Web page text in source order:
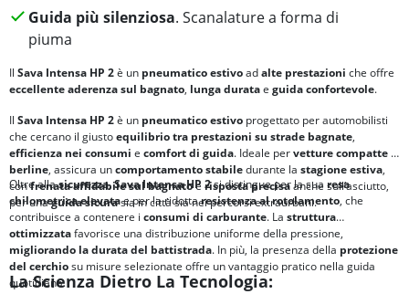
Guida più silenziosa. Scanalature a forma di
piuma
Il Sava Intensa HP 2è un pneumatico estivoadalte prestazioni che offre
eccellente aderenza sul bagnato, lunga duratae guida confortevole.
Il Sava Intensa HP 2è un pneumatico estivo progettato per automobilisti
che cercano il giustoequilibrio tra prestazioni su strade bagnate,
efficienza nei consumi e comfort di guida. Ideale pervetture compatte e
berline, assicura uncomportamento stabiledurante la stagione estiva,
confrenata affidabile sul bagnatoe risposta precisaanche sull’asciutto,
per unaguida sicurasia in città sia nei percorsi extraurbani.
Oltre allasicurezza,Sava Intensa HP 2si distingue per la sua resa
chilometrica elevatae per la ridottaresistenza al rotolamento, che
contribuisce a contenere i consumi di carburante. La struttura
ottimizzatafavorisce una distribuzione uniforme della pressione,
migliorando la durata del battistrada. In più, la presenza della protezione
del cerchiosu misure selezionate offre un vantaggio pratico nella guida
quotidiana.
La Scienza Dietro La Tecnologia: